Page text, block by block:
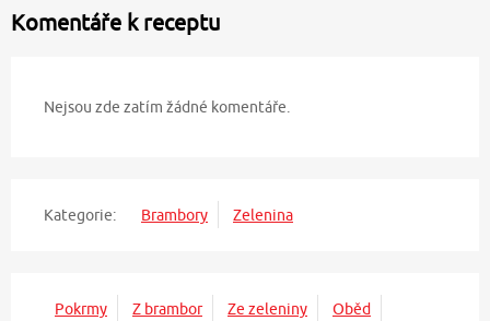
Komentáře k receptu
Nejsou zde zatím žádné komentáře.
Kategorie: Brambory Zelenina
Pokrmy Z brambor Ze zeleniny
Oběd